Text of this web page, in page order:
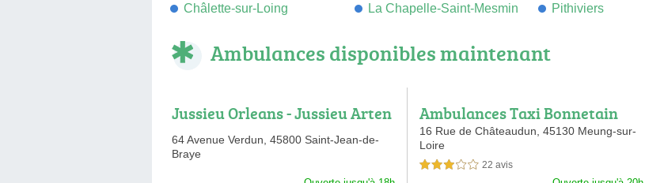
Châlette-sur-Loing
La Chapelle-Saint-Mesmin
Pithiviers
Ambulances disponibles maintenant
Jussieu Orleans - Jussieu Arten
ay - Jussieu Chateauneuf
64 Avenue Verdun, 45800 Saint-Jean-de-
Braye
Ambulances Taxi Bonnetain
16 Rue de Châteaudun,45130 Meung-sur-
Loire
3,0 étoiles sur 5 22 avis